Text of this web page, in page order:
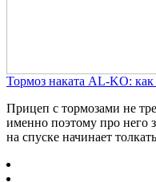
Тормоз наката AL-KO: как
Прицеп с тормозами не
именно поэтому про него
на спуске начинает